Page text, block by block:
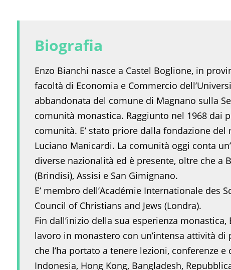
Biografia
Enzo Bianchi nasce a Castel Boglione, in
facoltà di Economia e Commercio
abbandonata del comune di Magnano sulla
comunità monastica. Raggiunto nel 1968 dai
comunità. E’ stato priore dalla fondazione
Luciano Manicardi. La comunità oggi conta
diverse nazionalità ed è presente, oltre che a
(Brindisi), Assisi e San Gimignano.
E’ membro dell’Académie Internationale des
Council of Christians and Jews (Londra).
Fin dall’inizio della sua esperienza
lavoro in monastero con un’intensa attività
che l’ha portato a tenere lezioni, conferenze
Indonesia, Hong Kong, Bangladesh,